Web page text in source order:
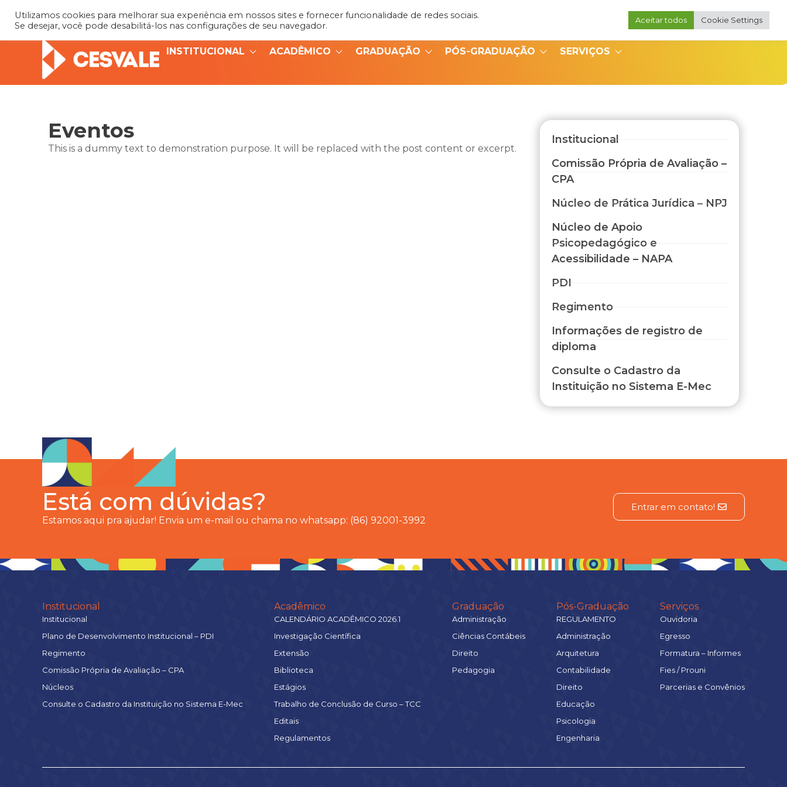
Portal do Coordenador
INSTITUCIONAL ACADÊMICO GRADUAÇÃO PÓS-GRADUAÇÃO SERVIÇOS
Eventos
This is a dummy text to demonstration purpose. It will be replaced with the post content or excerpt.
Institucional
Comissão Própria de Avaliação –
CPA
Núcleo de Prática Jurídica – NPJ
Núcleo de Apoio
Psicopedagógico e
Acessibilidade – NAPA
PDI
Regimento
Informações de registro de
diploma
Consulte o Cadastro da
Instituição no Sistema E-Mec
Está com dúvidas?
Estamos aqui pra ajudar! Envia um e-mail ou chama no whatsapp: (86) 92001-3992
Entrar em contato!
Institucional
Institucional
Plano de Desenvolvimento Institucional – PDI
Regimento
Comissão Própria de Avaliação – CPA
Núcleos
Consulte o Cadastro da Instituição no Sistema E-Mec
Acadêmico
CALENDÁRIO ACADÊMICO 2026.1
Investigação Científica
Extensão
Biblioteca
Estágios
Trabalho de Conclusão de Curso – TCC
Editais
Regulamentos
Graduação
Administração
Ciências Contábeis
Direito
Pedagogia
Pós-Graduação
REGULAMENTO
Administração
Arquitetura
Contabilidade
Direito
Educação
Psicologia
Engenharia
Serviços
Ouvidoria
Egresso
Formatura – Informes
Fies / Prouni
Parcerias e Convênios
Utilizamos cookies para melhorar sua experiência em nossos sites e fornecer funcionalidade de redes sociais.
Se desejar, você pode desabilitá-los nas configurações de seu navegador.
Aceitar todos Cookie Settings